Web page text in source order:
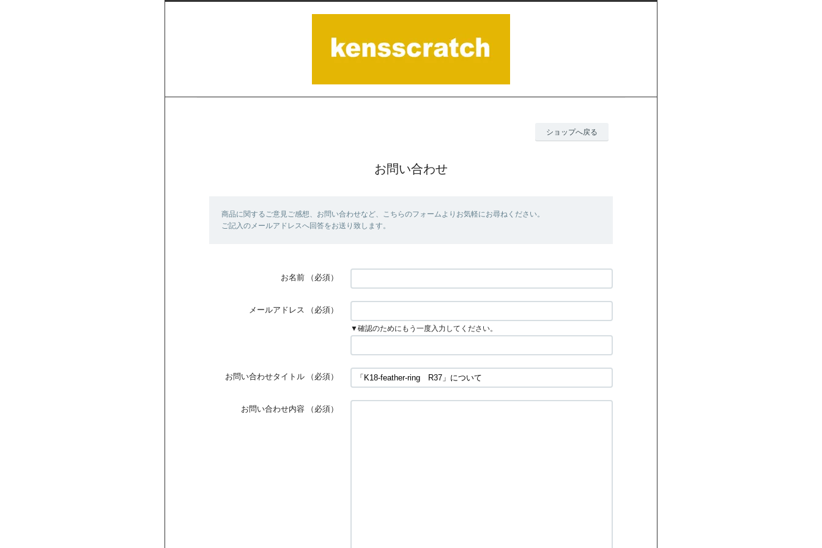
ショップへ戻る
お問い合わせ
商品に関するご意見ご感想、お問い合わせなど、こちらのフォームよりお気軽にお尋ねください。
ご記入のメールアドレスへ回答をお送り致します。
お名前 （必須）
メールアドレス （必須）
▼確認のためにもう一度入力してください。
お問い合わせタイトル （必須）
お問い合わせ内容 （必須）